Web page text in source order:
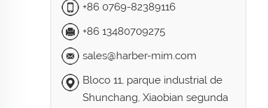
+86 0769-82389116
+86 13480709275
sales@harber-mim.com
Bloco 11, parque industrial de
Shunchang, Xiaobian segunda